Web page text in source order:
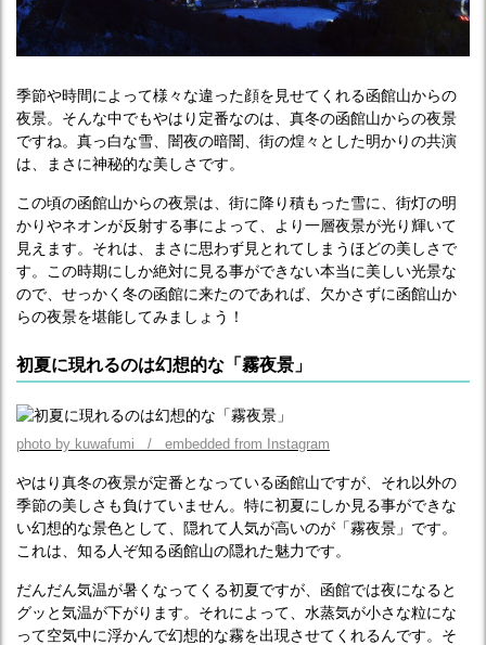
季節や時間によって様々な違った顔を見せてくれる函館山からの
夜景。そんな中でもやはり定番なのは、真冬の函館山からの夜景
ですね。真っ白な雪、闇夜の暗闇、街の煌々とした明かりの共演
は、まさに神秘的な美しさです。
この頃の函館山からの夜景は、街に降り積もった雪に、街灯の明
かりやネオンが反射する事によって、より一層夜景が光り輝いて
見えます。それは、まさに思わず見とれてしまうほどの美しさで
す。この時期にしか絶対に見る事ができない本当に美しい光景な
ので、せっかく冬の函館に来たのであれば、欠かさずに函館山か
らの夜景を堪能してみましょう！
初夏に現れるのは幻想的な「霧夜景」
photo by kuwafumi / embedded from Instagram
やはり真冬の夜景が定番となっている函館山ですが、それ以外の
季節の美しさも負けていません。特に初夏にしか見る事ができな
い幻想的な景色として、隠れて人気が高いのが「霧夜景」です。
これは、知る人ぞ知る函館山の隠れた魅力です。
だんだん気温が暑くなってくる初夏ですが、函館では夜になると
グッと気温が下がります。それによって、水蒸気が小さな粒にな
って空気中に浮かんで幻想的な霧を出現させてくれるんです。そ